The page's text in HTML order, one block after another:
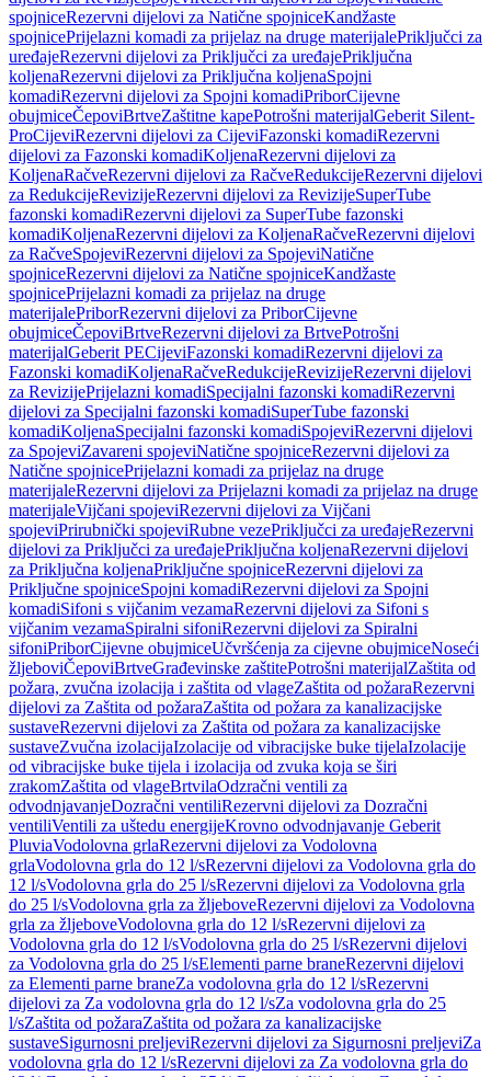
spojniceRezervni dijelovi za Natične spojniceKandžaste
spojnicePrijelazni komadi za prijelaz na druge materijalePriključci za
uređajeRezervni dijelovi za Priključci za uređajePriključna
koljenaRezervni dijelovi za Priključna koljenaSpojni
komadiRezervni dijelovi za Spojni komadiPriborCijevne
obujmiceČepoviBrtveZaštitne kapePotrošni materijalGeberit Silent-
ProCijeviRezervni dijelovi za CijeviFazonski komadiRezervni
dijelovi za Fazonski komadiKoljenaRezervni dijelovi za
KoljenaRačveRezervni dijelovi za RačveRedukcijeRezervni dijelovi
za RedukcijeRevizijeRezervni dijelovi za RevizijeSuperTube
fazonski komadiRezervni dijelovi za SuperTube fazonski
komadiKoljenaRezervni dijelovi za KoljenaRačveRezervni dijelovi
za RačveSpojeviRezervni dijelovi za SpojeviNatične
spojniceRezervni dijelovi za Natične spojniceKandžaste
spojnicePrijelazni komadi za prijelaz na druge
materijalePriborRezervni dijelovi za PriborCijevne
obujmiceČepoviBrtveRezervni dijelovi za BrtvePotrošni
materijalGeberit PECijeviFazonski komadiRezervni dijelovi za
Fazonski komadiKoljenaRačveRedukcijeRevizijeRezervni dijelovi
za RevizijePrijelazni komadiSpecijalni fazonski komadiRezervni
dijelovi za Specijalni fazonski komadiSuperTube fazonski
komadiKoljenaSpecijalni fazonski komadiSpojeviRezervni dijelovi
za SpojeviZavareni spojeviNatične spojniceRezervni dijelovi za
Natične spojnicePrijelazni komadi za prijelaz na druge
materijaleRezervni dijelovi za Prijelazni komadi za prijelaz na druge
materijaleVijčani spojeviRezervni dijelovi za Vijčani
spojeviPrirubnički spojeviRubne vezePriključci za uređajeRezervni
dijelovi za Priključci za uređajePriključna koljenaRezervni dijelovi
za Priključna koljenaPriključne spojniceRezervni dijelovi za
Priključne spojniceSpojni komadiRezervni dijelovi za Spojni
komadiSifoni s vijčanim vezamaRezervni dijelovi za Sifoni s
vijčanim vezamaSpiralni sifoniRezervni dijelovi za Spiralni
sifoniPriborCijevne obujmiceUčvršćenja za cijevne obujmiceNoseći
žljeboviČepoviBrtveGrađevinske zaštitePotrošni materijalZaštita od
požara, zvučna izolacija i zaštita od vlageZaštita od požaraRezervni
dijelovi za Zaštita od požaraZaštita od požara za kanalizacijske
sustaveRezervni dijelovi za Zaštita od požara za kanalizacijske
sustaveZvučna izolacijaIzolacije od vibracijske buke tijelaIzolacije
od vibracijske buke tijela i izolacija od zvuka koja se širi
zrakomZaštita od vlageBrtvilaOdzračni ventili za
odvodnjavanjeDozračni ventiliRezervni dijelovi za Dozračni
ventiliVentili za uštedu energijeKrovno odvodnjavanje Geberit
PluviaVodolovna grlaRezervni dijelovi za Vodolovna
grlaVodolovna grla do 12 l/sRezervni dijelovi za Vodolovna grla do
12 l/sVodolovna grla do 25 l/sRezervni dijelovi za Vodolovna grla
do 25 l/sVodolovna grla za žljeboveRezervni dijelovi za Vodolovna
grla za žljeboveVodolovna grla do 12 l/sRezervni dijelovi za
Vodolovna grla do 12 l/sVodolovna grla do 25 l/sRezervni dijelovi
za Vodolovna grla do 25 l/sElementi parne braneRezervni dijelovi
za Elementi parne braneZa vodolovna grla do 12 l/sRezervni
dijelovi za Za vodolovna grla do 12 l/sZa vodolovna grla do 25
l/sZaštita od požaraZaštita od požara za kanalizacijske
sustaveSigurnosni preljeviRezervni dijelovi za Sigurnosni preljeviZa
vodolovna grla do 12 l/sRezervni dijelovi za Za vodolovna grla do